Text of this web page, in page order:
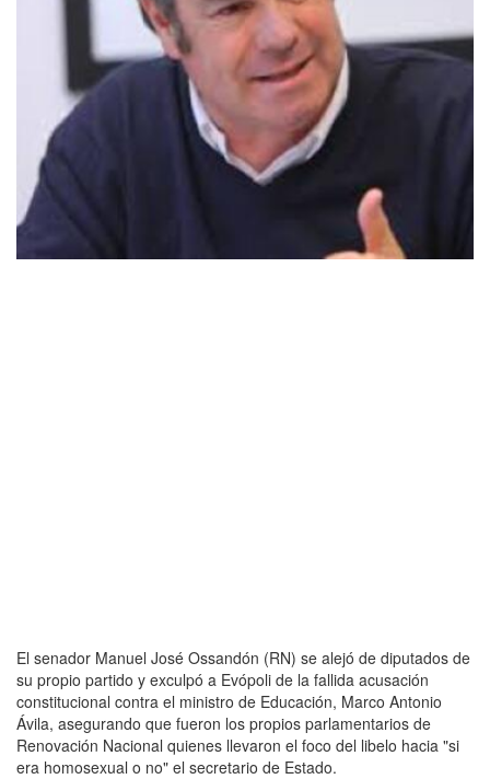
El senador Manuel José Ossandón (RN) se alejó de diputados de
su propio partido y exculpó a Evópoli de la fallida acusación
constitucional contra el ministro de Educación, Marco Antonio
Ávila, asegurando que fueron los propios parlamentarios de
Renovación Nacional quienes llevaron el foco del libelo hacia "si
era homosexual o no" el secretario de Estado.